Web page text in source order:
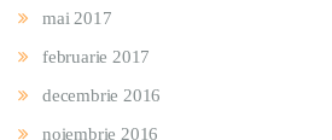
mai 2017
februarie 2017
decembrie 2016
noiembrie 2016